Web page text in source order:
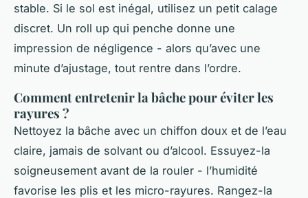
stable. Si le sol est inégal, utilisez un petit calage
discret. Un roll up qui penche donne une
impression de négligence - alors qu’avec une
minute d’ajustage, tout rentre dans l’ordre.
Comment entretenir la bâche pour éviter les
rayures ?
Nettoyez la bâche avec un chiffon doux et de l’eau
claire, jamais de solvant ou d’alcool. Essuyez-la
soigneusement avant de la rouler - l’humidité
favorise les plis et les micro-rayures. Rangez-la